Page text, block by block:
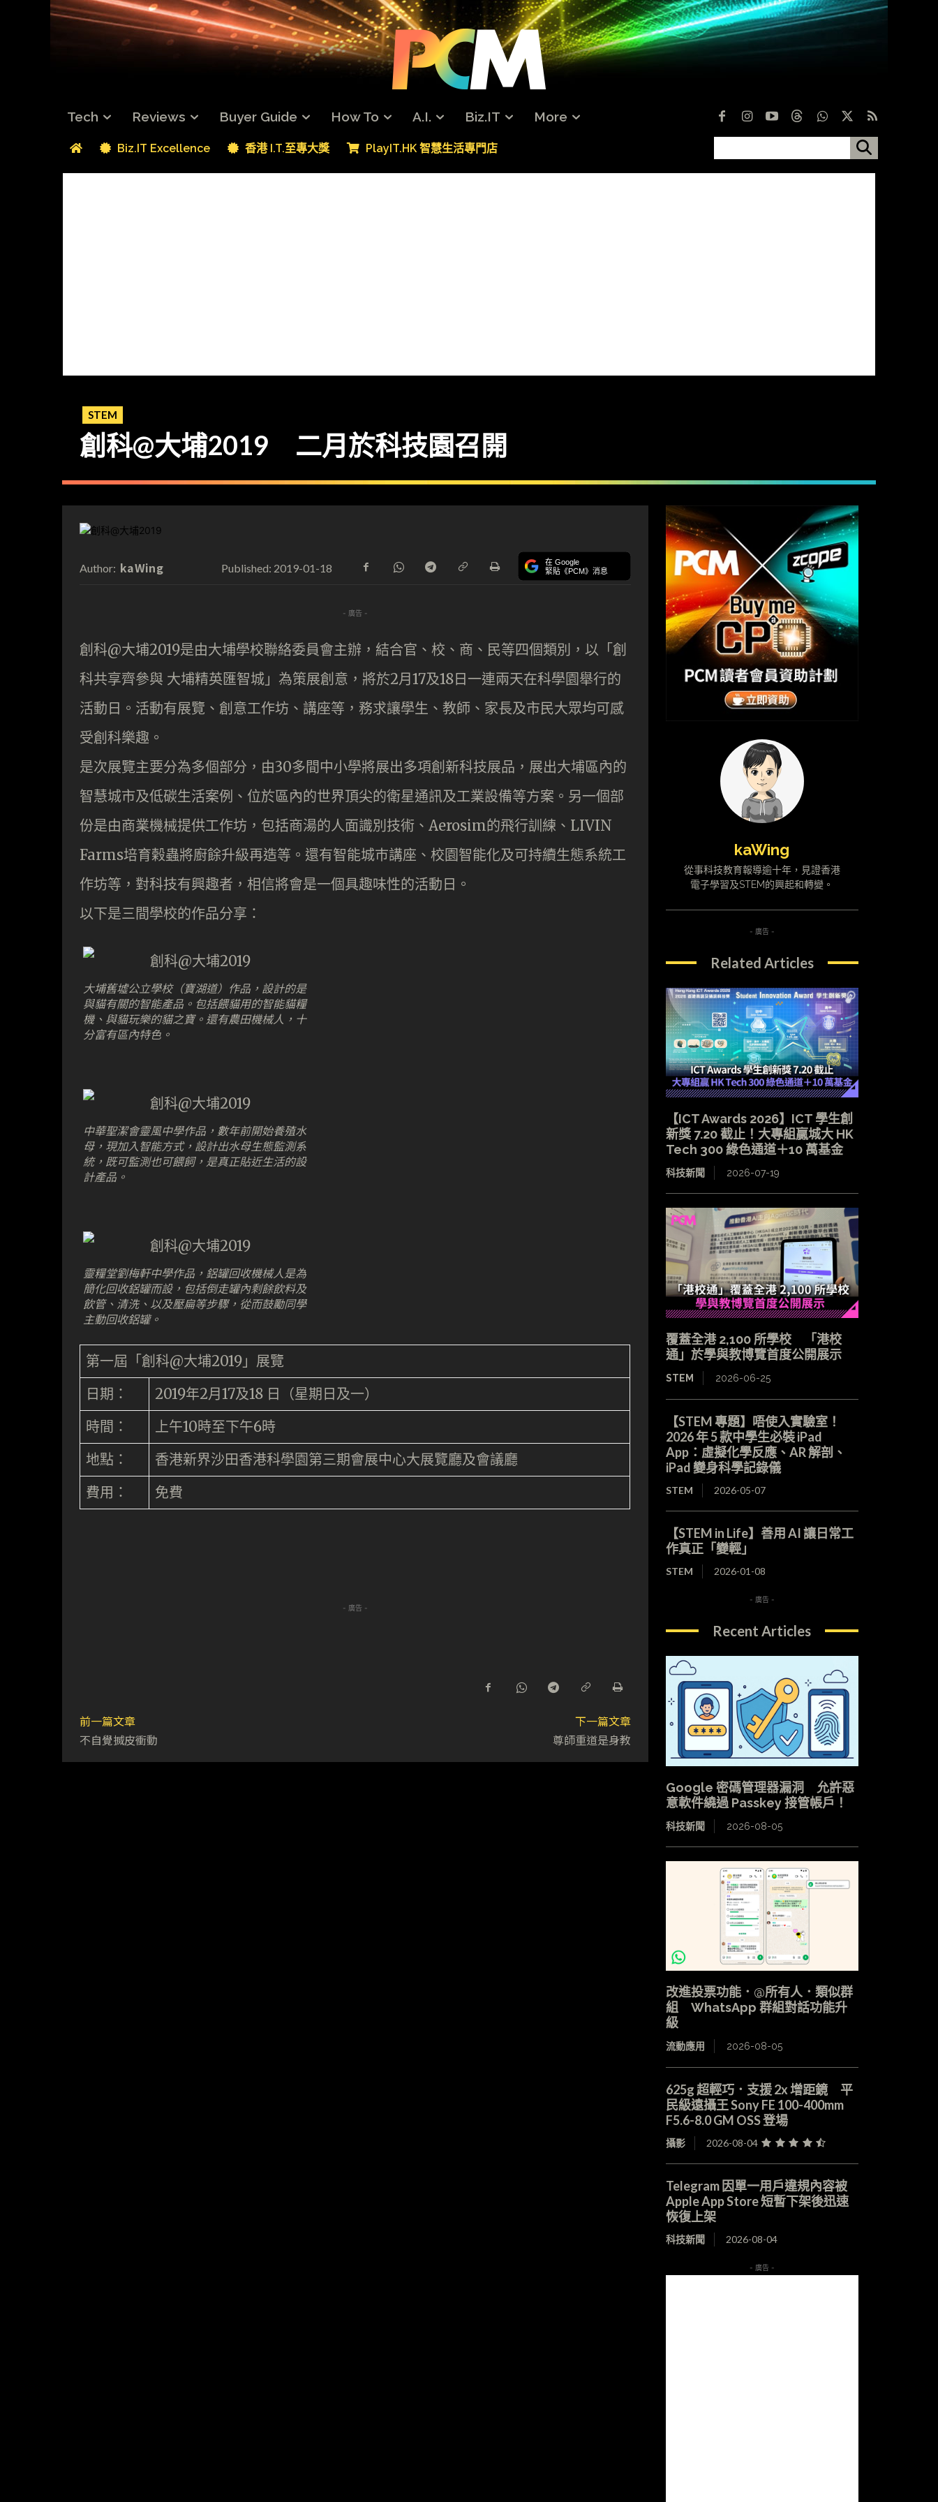
Tech Reviews Buyer Guide How To A.I. Biz.IT More
Biz.IT Excellence 香港 I.T.至專大獎 PlayIT.HK 智慧生活專門店
STEM
創科@大埔2019 二月於科技園召開
Author: kaWing Published: 2019-01-18 在 Google
緊貼《PCM》消息
- 廣告 -
創科@大埔2019是由大埔學校聯絡委員會主辦，結合官、校、商、民等四個類別，以「創
科共享齊參與 大埔精英匯智城」為策展創意，將於2月17及18日一連兩天在科學園舉行的
活動日。活動有展覽、創意工作坊、講座等，務求讓學生、教師、家長及市民大眾均可感
受創科樂趣。
是次展覽主要分為多個部分，由30多間中小學將展出多項創新科技展品，展出大埔區內的
智慧城市及低碳生活案例、位於區內的世界頂尖的衛星通訊及工業設備等方案。另一個部
份是由商業機械提供工作坊，包括商湯的人面識別技術、Aerosim的飛行訓練、LIVIN
Farms培育榖蟲將廚餘升級再造等。還有智能城巿講座、校園智能化及可持續生態系統工
作坊等，對科技有興趣者，相信將會是一個具趣味性的活動日。
以下是三間學校的作品分享：
大埔舊墟公立學校（寶湖道）作品，設計的是
與貓有關的智能產品。包括餵貓用的智能貓糧
機、與貓玩樂的貓之寶。還有農田機械人，十
分富有區內特色。
中華聖潔會靈風中學作品，數年前開始養殖水
母，現加入智能方式，設計出水母生態監測系
統，既可監測也可餵飼，是真正貼近生活的設
計產品。
靈糧堂劉梅軒中學作品，鋁罐回收機械人是為
簡化回收鋁罐而設，包括倒走罐內剩餘飲料及
飲管、清洗、以及壓扁等步驟，從而鼓勵同學
主動回收鋁罐。
第一屆「創科@大埔2019」展覽
日期：
2019年2月17及18 日（星期日及一）
時間：
上午10時至下午6時
地點：
香港新界沙田香港科學園第三期會展中心大展覽廳及會議廳
費用：
免費
- 廣告 -
前一篇文章
不自覺搣皮衝動
下一篇文章
尊師重道是身教
kaWing
從事科技教育報導逾十年，見證香港
電子學習及STEM的興起和轉變。
- 廣告 -
Related Articles
【ICT Awards 2026】ICT 學生創
新獎 7.20 截止！大專組贏城大 HK
Tech 300 綠色通道＋10 萬基金
科技新聞 2026-07-19
覆蓋全港 2,100 所學校 「港校
通」於學與教博覽首度公開展示
STEM 2026-06-25
【STEM 專題】唔使入實驗室！
2026 年 5 款中學生必裝 iPad
App：虛擬化學反應、AR 解剖、
iPad 變身科學記錄儀
STEM 2026-05-07
【STEM in Life】善用 AI 讓日常工
作真正「變輕」
STEM 2026-01-08
- 廣告 -
Recent Articles
Google 密碼管理器漏洞 允許惡
意軟件繞過 Passkey 接管帳戶！
科技新聞 2026-08-05
改進投票功能．@所有人．類似群
組 WhatsApp 群組對話功能升
級
流動應用 2026-08-05
625g 超輕巧．支援 2x 增距鏡 平
民級遠攝王 Sony FE 100-400mm
F5.6-8.0 GM OSS 登場
攝影 2026-08-04
Telegram 因單一用戶違規內容被
Apple App Store 短暫下架後迅速
恢復上架
科技新聞 2026-08-04
- 廣告 -